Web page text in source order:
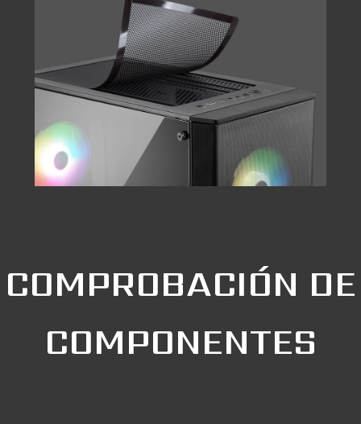
COMPROBACIÓN DE
COMPONENTES